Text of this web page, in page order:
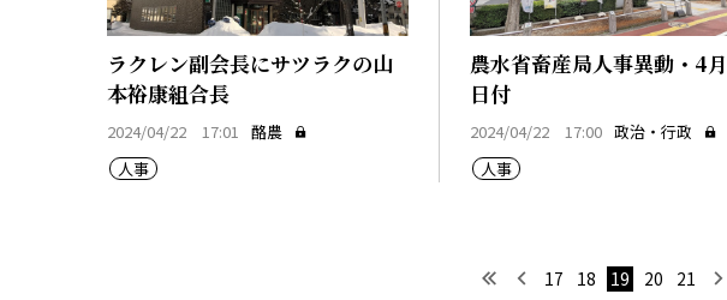
ラクレン副会長にサツラクの山
本裕康組合長
2024/04/22 17:01 酪農
人事
農水省畜産局人事異動・4
日付
2024/04/22 17:00 政治・行政
人事
最初へ前へ
17 18 19 20 21